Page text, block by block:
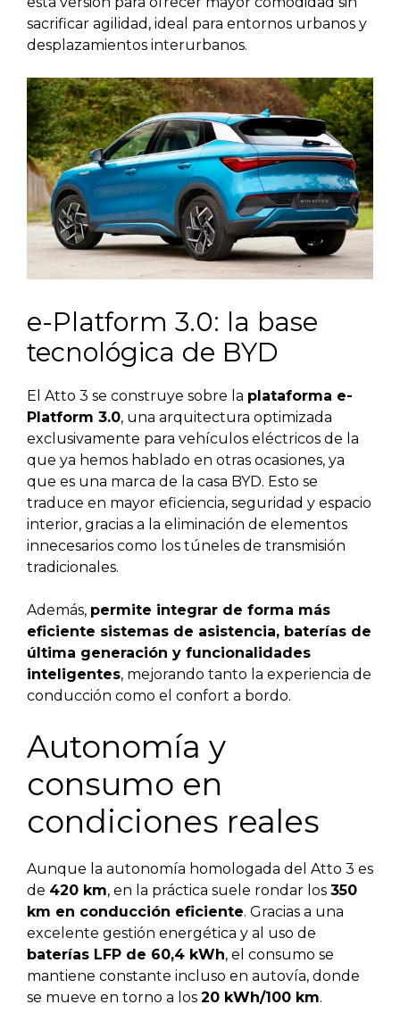
sacrificar agilidad, ideal para entornos urbanos y
desplazamientos interurbanos.
e-Platform 3.0: la base
tecnológica de BYD
El Atto 3 se construye sobre la plataforma e-
Platform 3.0, una arquitectura optimizada
exclusivamente para vehículos eléctricos de la
que ya hemos hablado en otras ocasiones, ya
que es una marca de la casa BYD. Esto se
traduce en mayor eficiencia, seguridad y espacio
interior, gracias a la eliminación de elementos
innecesarios como los túneles de transmisión
tradicionales.
Además, permite integrar de forma más
eficiente sistemas de asistencia, baterías de
última generación y funcionalidades
inteligentes, mejorando tanto la experiencia de
conducción como el confort a bordo.
Autonomía y
consumo en
condiciones reales
Aunque la autonomía homologada del Atto 3 es
de 420 km, en la práctica suele rondar los 350
km en conducción eficiente. Gracias a una
excelente gestión energética y al uso de
baterías LFP de 60,4 kWh, el consumo se
mantiene constante incluso en autovía, donde
se mueve en torno a los 20 kWh/100 km.